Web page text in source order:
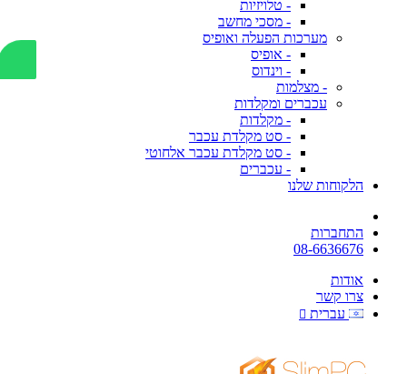
- טלויזיות
- מסכי מחשב
מערכות הפעלה ואופיס
- אופיס
- וינדוס
- מצלמות
עכברים ומקלדות
- מקלדות
- סט מקלדת עכבר
- סט מקלדת עכבר אלחוטי
- עכברים
הלקוחות שלנו
התחברות
08-6636676
אודות
צרו קשר
עברית